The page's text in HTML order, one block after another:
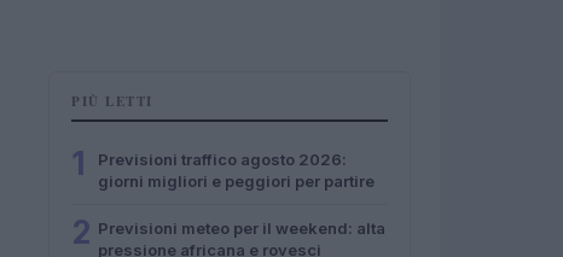
PIÙ LETTI
1
Previsioni traffico agosto 2026:
giorni migliori e peggiori per partire
2 Previsioni meteo per il weekend: alta
pressione africana e rovesci